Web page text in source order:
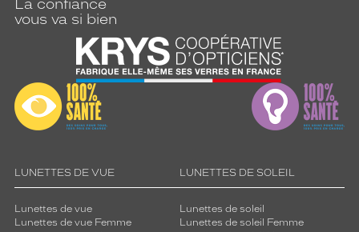
La confiance
vous va si bien
LUNETTES DE VUE
Lunettes de vue
Lunettes de vue Femme
LUNETTES DE SOLEIL
Lunettes de soleil
Lunettes de soleil Femme